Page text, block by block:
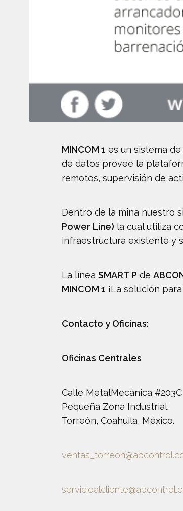
MINCOM 1 es un sistema
de datos provee la
remotos, supervisión de
Dentro de la mina nuestro
Power Line) la cual utiliza
infraestructura existente y
La línea SMART P de
MINCOM 1 ¡La solución
Contacto y Oficinas:
Oficinas Centrales
Calle Metal­Mecánica #203­C
Pequeña Zona Industrial.
Torreón, Coahuila, México.